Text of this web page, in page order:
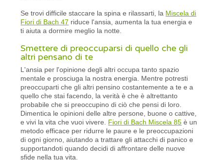
Se trovi difficile staccare la spina e rilassarti, la Miscela di
Fiori di Bach 47 riduce l'ansia, aumenta la tua energia e
ti aiuta a dormire meglio la notte.
Smettere di preoccuparsi di quello che gli
altri pensano di te
L'ansia per l'opinione degli altri occupa tanto spazio
mentale e prosciuga la nostra energia. Mentre potresti
preoccuparti che gli altri pensino costantemente a te e a
quello che stai facendo, la verità è che è altrettanto
probabile che si preoccupino di ciò che pensi di loro.
Dimentica le opinioni delle altre persone, buone o cattive,
e vivi la vita che vuoi vivere. Fiori di Bach Miscela 85 è un
metodo efficace per ridurre le paure e le preoccupazioni
di ogni giorno, aiutando a trattare gli attacchi di panico e
supportandoti quando decidi di affrontare delle nuove
sfide nella tua vita.